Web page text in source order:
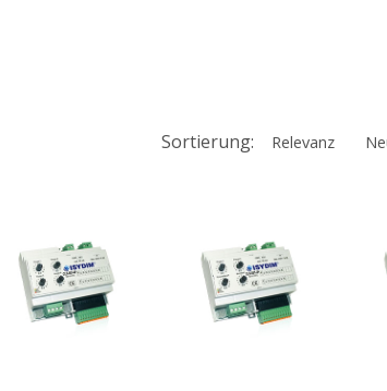
Sortierung: Relevanz